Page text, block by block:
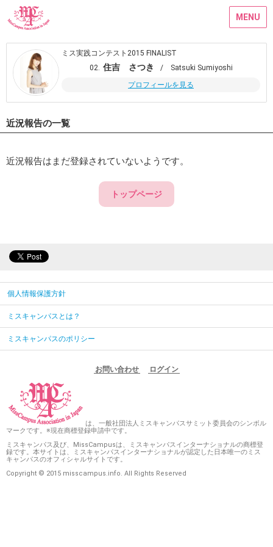
MENU
ミス実践コンテスト2015 FINALIST
02. 住吉 さつき
/ Satsuki Sumiyoshi
プロフィールを見る
近況報告の一覧
近況報告はまだ登録されていないようです。
トップページ
個人情報保護方針
ミスキャンパスとは？
ミスキャンパスのポリシー
お問い合わせ ログイン
は、一般社団法人ミスキャンパスサミット委員会のシンボル
マークです。※現在商標登録申請中です。
ミスキャンパス及び、MissCampusは、ミスキャンパスインターナショナルの商標登
録です。本サイトは、ミスキャンパスインターナショナルが認定した日本唯一のミス
キャンパスのオフィシャルサイトです。
Copyright © 2015 misscampus.info. All Rights Reserved